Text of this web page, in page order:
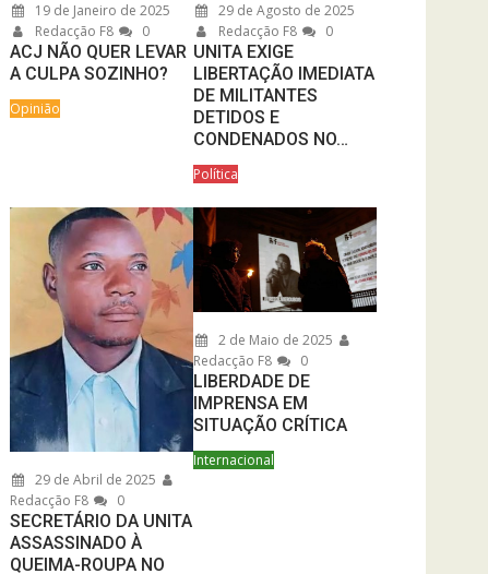
19 de Janeiro de 2025
Redacção F8
0
ACJ NÃO QUER LEVAR
A CULPA SOZINHO?
Opinião
29 de Agosto de 2025
Redacção F8
0
UNITA EXIGE
LIBERTAÇÃO IMEDIATA
DE MILITANTES
DETIDOS E
CONDENADOS NO…
Política
29 de Abril de 2025
Redacção F8
0
SECRETÁRIO DA UNITA
ASSASSINADO À
QUEIMA-ROUPA NO
2 de Maio de 2025
Redacção F8
0
LIBERDADE DE
IMPRENSA EM
SITUAÇÃO CRÍTICA
Internacional